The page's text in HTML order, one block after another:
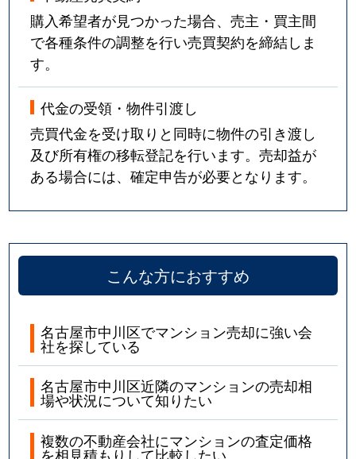
購入希望者が見つかった場合、売主・買主間
で各種条件の調整を行い売買契約を締結しま
す。
代金の受領・物件引渡し
売買代金を受け取りと同時に物件の引き渡し
及び所有権の移転登記を行います。売却益が
ある場合には、確定申告が必要となります。
こんな方におすすめ
名古屋市中川区でマンション売却に強い会
社を探している
名古屋市中川区近隣のマンションの売却相
場や状況について知りたい
複数の不動産会社にマンションの査定価格
を相見積もりして比較したい